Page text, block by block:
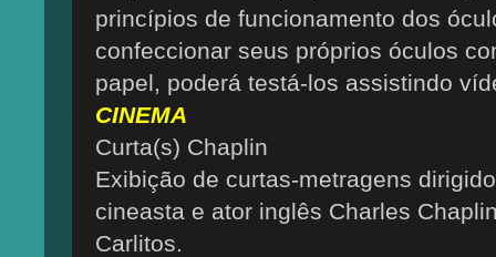
princípios de funcionamento dos
confeccionar seus próprios óculos
papel, poderá testá-los assistindo
CINEMA
Curta(s) Chaplin
Exibição de curtas-metragens
cineasta e ator inglês Charles
Carlitos.